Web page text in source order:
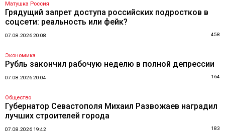
Матушка Россия
Грядущий запрет доступа российских подростков в
соцсети: реальность или фейк?
07.08.2026 20:08 458
Экономика
Рубль закончил рабочую неделю в полной депрессии
07.08.2026 20:04 164
Общество
Губернатор Севастополя Михаил Развожаев наградил
лучших строителей города
07.08.2026 19:42 183